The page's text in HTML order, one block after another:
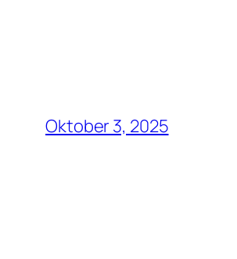
Oktober 3, 2025